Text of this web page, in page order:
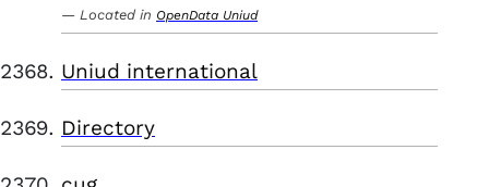
Located in OpenData Uniud
Uniud international
Directory